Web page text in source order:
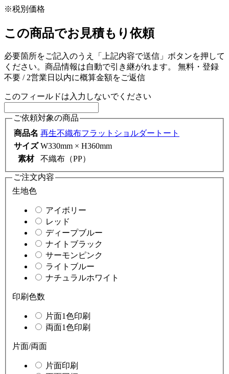
※税別価格
この商品でお見積もり依頼
必要箇所をご記入のうえ「上記内容で送信」ボタンを押して
ください。商品情報は自動で引き継がれます。 無料・登録
不要 / 2営業日以内に概算金額をご返信
このフィールドは入力しないでください
ご依頼対象の商品
商品名 再生不織布フラットショルダートート
サイズ W330mm × H360mm
素材
不織布（PP）
ご注文内容
生地色
アイボリー
レッド
ディープブルー
ナイトブラック
サーモンピンク
ライトブルー
ナチュラルホワイト
印刷色数
片面1色印刷
両面1色印刷
片面/両面
片面印刷